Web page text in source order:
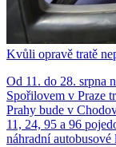
Kvůli opravě tratě
Od 11. do 28. srpna
Spořilovem v Praze
Prahy bude v
11, 24, 95 a 96
náhradní